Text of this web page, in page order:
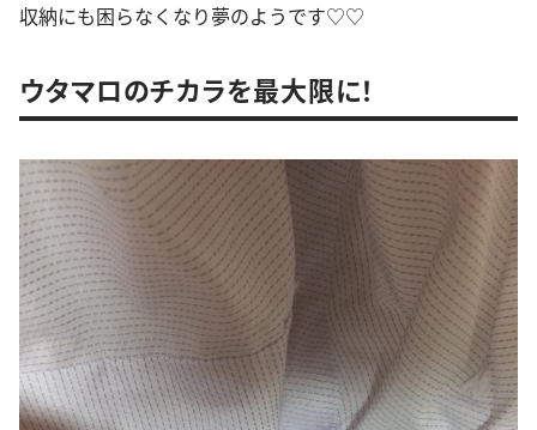
収納にも困らなくなり夢のようです♡♡
ウタマロのチカラを最大限に！